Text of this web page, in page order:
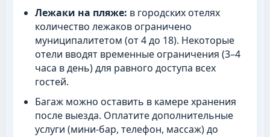
Лежаки на пляже: в городских отелях
количество лежаков ограничено
муниципалитетом (от 4 до 18). Некоторые
отели вводят временные ограничения (3–4
часа в день) для равного доступа всех
гостей.
Багаж можно оставить в камере хранения
после выезда. Оплатите дополнительные
услуги (мини-бар, телефон, массаж) до